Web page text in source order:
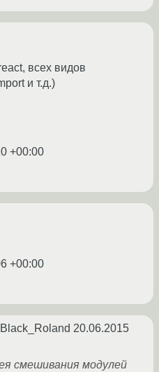
всех видов
и т.д.)
+00:00
+00:00
20.06.2015
смешивания модулей